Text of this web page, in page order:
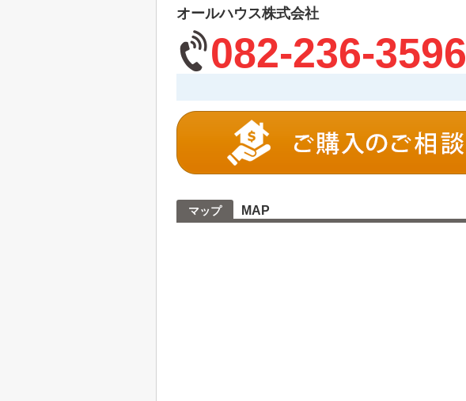
オールハウス株式会社
082-236-3596
マップ MAP